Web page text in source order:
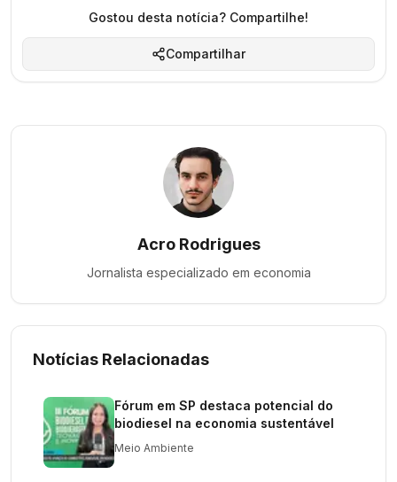
Gostou desta notícia? Compartilhe!
Compartilhar
Acro Rodrigues
Jornalista especializado em economia
Notícias Relacionadas
Fórum em SP destaca potencial do
biodiesel na economia sustentável
Meio Ambiente